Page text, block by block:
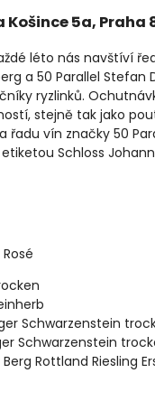
Košince 5a, Praha
léto nás navštíví
a 50 Parallel Stefan
ryzlinků.
stejně tak jako
řadu vín značky 50
Schloss
Schwarzenstein
Schwarzenstein
Rottland Riesling